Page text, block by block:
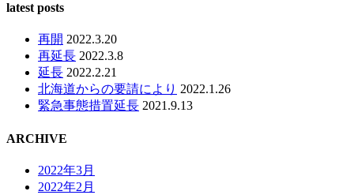
latest posts
再開 2022.3.20
再延長 2022.3.8
延長 2022.2.21
北海道からの要請により 2022.1.26
緊急事態措置延長 2021.9.13
ARCHIVE
2022年3月
2022年2月